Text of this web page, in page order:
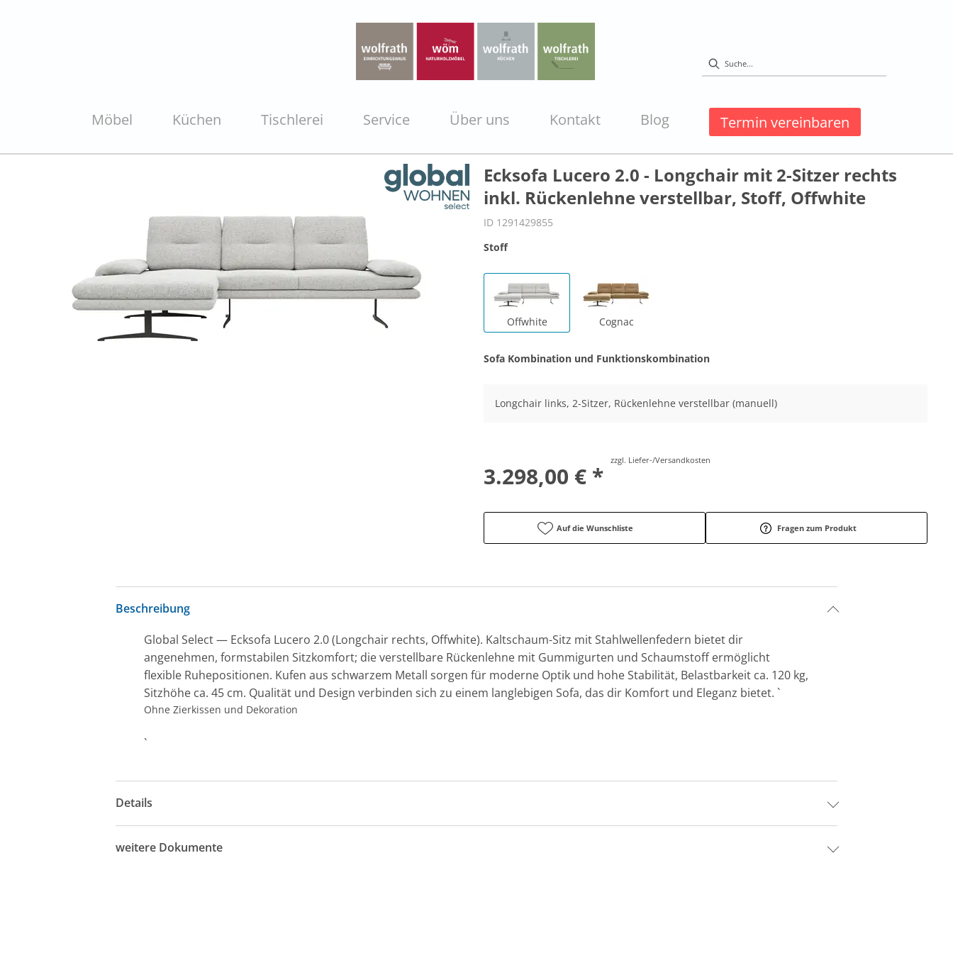
Möbel Küchen Tischlerei Service Über uns Kontakt Blog Termin vereinbaren
Ecksofa Lucero 2.0 - Longchair mit 2-Sitzer rechts
inkl. Rückenlehne verstellbar, Stoff, Offwhite
ID 1291429855
Stoff
Offwhite Cognac
Sofa Kombination und Funktionskombination
Longchair links, 2-Sitzer, Rückenlehne verstellbar (manuell)
3.298,00 € *
zzgl. Liefer-/Versandkosten
Auf die Wunschliste Fragen zum Produkt
Beschreibung
Global Select — Ecksofa Lucero 2.0 (Longchair rechts, Offwhite). Kaltschaum-Sitz mit Stahlwellenfedern bietet dir
angenehmen, formstabilen Sitzkomfort; die verstellbare Rückenlehne mit Gummigurten und Schaumstoff ermöglicht
flexible Ruhepositionen. Kufen aus schwarzem Metall sorgen für moderne Optik und hohe Stabilität, Belastbarkeit ca. 120 kg,
Sitzhöhe ca. 45 cm. Qualität und Design verbinden sich zu einem langlebigen Sofa, das dir Komfort und Eleganz bietet. `
Ohne Zierkissen und Dekoration
`
Details
weitere Dokumente